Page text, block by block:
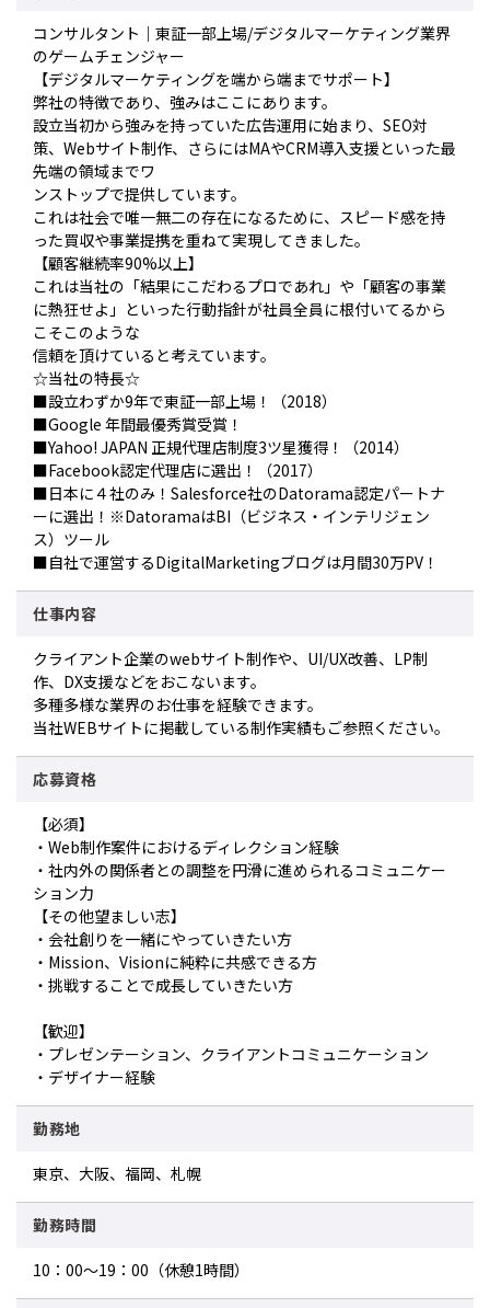
コンサルタント｜東証一部上場/デジタルマーケティング業界
のゲームチェンジャー
【デジタルマーケティングを端から端までサポート】
弊社の特徴であり、強みはここにあります。
設立当初から強みを持っていた広告運用に始まり、SEO対
策、Webサイト制作、さらにはMAやCRM導入支援といった最
先端の領域までワ
ンストップで提供しています。
これは社会で唯一無二の存在になるために、スピード感を持
った買収や事業提携を重ねて実現してきました。
【顧客継続率90%以上】
これは当社の「結果にこだわるプロであれ」や「顧客の事業
に熱狂せよ」といった行動指針が社員全員に根付いてるから
こそこのような
信頼を頂けていると考えています。
☆当社の特長☆
■設立わずか9年で東証一部上場！（2018）
■Google 年間最優秀賞受賞！
■Yahoo! JAPAN 正規代理店制度3ツ星獲得！（2014）
■Facebook認定代理店に選出！（2017）
■日本に４社のみ！Salesforce社のDatorama認定パートナ
ーに選出！※DatoramaはBI（ビジネス・インテリジェン
ス）ツール
■自社で運営するDigitalMarketingブログは月間30万PV！
仕事内容
クライアント企業のwebサイト制作や、UI/UX改善、LP制
作、DX支援などをおこないます。
多種多様な業界のお仕事を経験できます。
当社WEBサイトに掲載している制作実績もご参照ください。
応募資格
【必須】
・Web制作案件におけるディレクション経験
・社内外の関係者との調整を円滑に進められるコミュニケー
ション力
【その他望ましい志】
・会社創りを一緒にやっていきたい方
・Mission、Visionに純粋に共感できる方
・挑戦することで成長していきたい方
【歓迎】
・プレゼンテーション、クライアントコミュニケーション
・デザイナー経験
勤務地
東京、大阪、福岡、札幌
勤務時間
10：00～19：00（休憩1時間）